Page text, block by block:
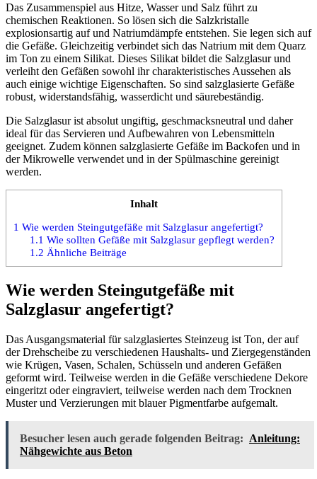
Das Zusammenspiel aus Hitze, Wasser und Salz führt zu
chemischen Reaktionen. So lösen sich die Salzkristalle
explosionsartig auf und Natriumdämpfe entstehen. Sie legen sich auf
die Gefäße. Gleichzeitig verbindet sich das Natrium mit dem Quarz
im Ton zu einem Silikat. Dieses Silikat bildet die Salzglasur und
verleiht den Gefäßen sowohl ihr charakteristisches Aussehen als
auch einige wichtige Eigenschaften. So sind salzglasierte Gefäße
robust, widerstandsfähig, wasserdicht und säurebeständig.
Die Salzglasur ist absolut ungiftig, geschmacksneutral und daher
ideal für das Servieren und Aufbewahren von Lebensmitteln
geeignet. Zudem können salzglasierte Gefäße im Backofen und in
der Mikrowelle verwendet und in der Spülmaschine gereinigt
werden.
Inhalt
1 Wie werden Steingutgefäße mit Salzglasur angefertigt?
1.1 Wie sollten Gefäße mit Salzglasur gepflegt werden?
1.2 Ähnliche Beiträge
Wie werden Steingutgefäße mit
Salzglasur angefertigt?
Das Ausgangsmaterial für salzglasiertes Steinzeug ist Ton, der auf
der Drehscheibe zu verschiedenen Haushalts- und Ziergegenständen
wie Krügen, Vasen, Schalen, Schüsseln und anderen Gefäßen
geformt wird. Teilweise werden in die Gefäße verschiedene Dekore
eingeritzt oder eingraviert, teilweise werden nach dem Trocknen
Muster und Verzierungen mit blauer Pigmentfarbe aufgemalt.
Besucher lesen auch gerade folgenden Beitrag: Anleitung:
Nähgewichte aus Beton